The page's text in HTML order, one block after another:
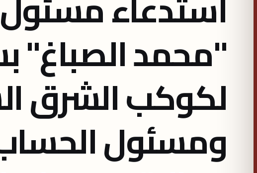
"محمد الصباغ"
لكوكب الشرق
ومسئول